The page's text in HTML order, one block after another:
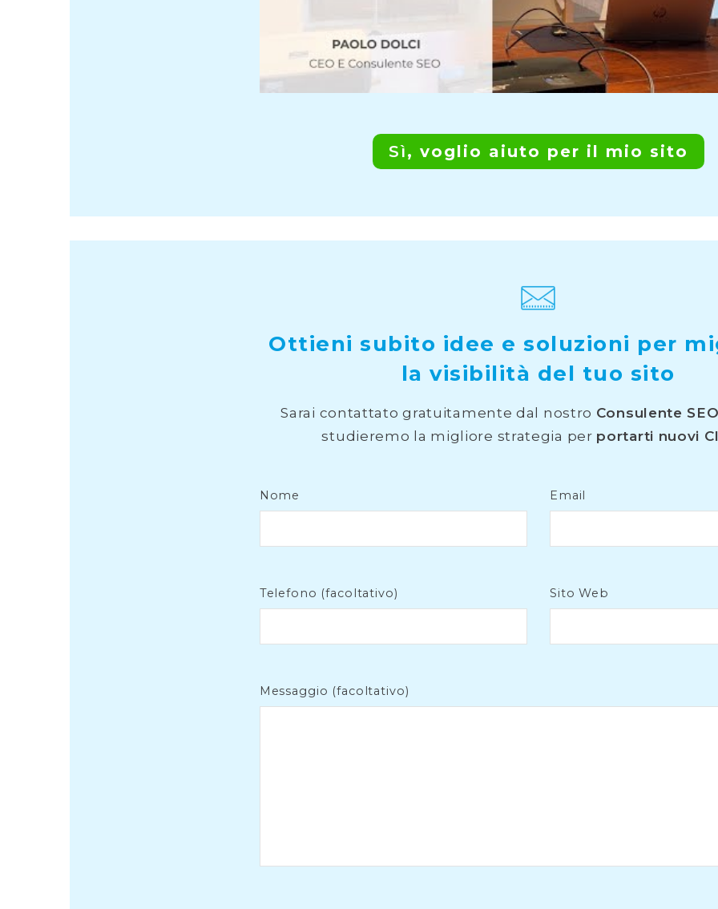
Sì, voglio aiuto per il mio sito
Ottieni subito idee e soluzioni per
la visibilità del tuo sito
Sarai contattato gratuitamente dal nostro Consulente SEO
studieremo la migliore strategia per portarti nuovi
Nome Email
Telefono (facoltativo) Sito Web
Messaggio (facoltativo)